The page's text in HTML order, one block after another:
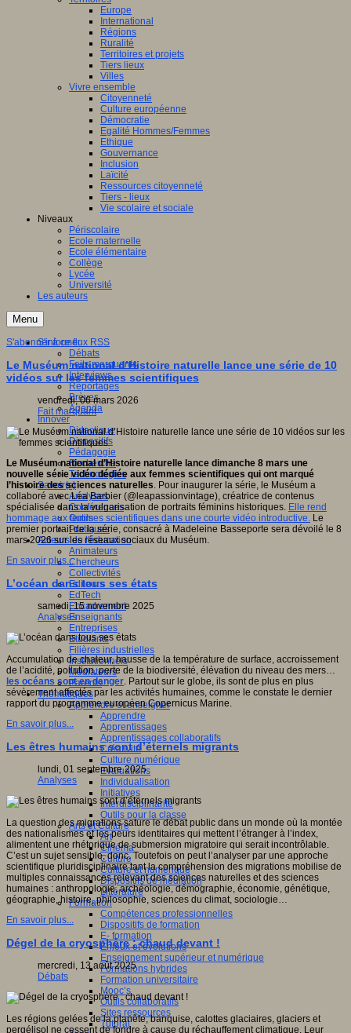
Europe
International
Régions
Ruralité
Territoires et projets
Tiers lieux
Villes
Vivre ensemble
Citoyenneté
Culture européenne
Démocratie
Egalité Hommes/Femmes
Ethique
Gouvernance
Inclusion
Laïcité
Ressources citoyenneté
Tiers - lieux
Vie scolaire et sociale
Niveaux
Périscolaire
Ecole maternelle
Ecole élémentaire
Collège
Lycée
Université
Les auteurs
Menu
S'informer
Débats
Faits marquants
Interviews
Reportages
Brèves
Agenda
Innover
Didactique
Dispositifs
Pédagogie
Recherche
Technologies
Savoir(s)
Analyses
Conférences
Outils
Pratiques
Acteurs de l'éducation
Animateurs
Chercheurs
Collectivités
Editeurs
EdTech
Encadrement
Enseignants
Entreprises
Etudiants
Filières industrielles
Institutionnels
Médiateurs
Parents
Thématiques
Apprendre et enseigner
Apprendre
Apprentissages
Apprentissages collaboratifs
Créativité
Culture numérique
Evaluations
Individualisation
Initiatives
Interdisciplinarité
Outils pour la classe
Arts et Culture
Art
Cinéma
Culture
Culture et numérique
Dispositifs de médiation
Littérature
Formation
Compétences professionnelles
Dispositifs de formation
E- formation
Enjeux et évolutions
Enseignement supérieur et numérique
Formations hybrides
Formation universitaire
Mooc’s
Outils collaboratifs
Sites ressources
Tutorat
S'abonner à ce flux RSS
Le Muséum national d’Histoire naturelle lance une série de 10
vidéos sur les femmes scientifiques
vendredi, 06 mars 2026
Fait marquant
Le Muséum national d’Histoire naturelle lance dimanche 8 mars une
nouvelle série vidéo dédiée aux femmes scientifiques qui ont marqué
l’histoire des sciences naturelles. Pour inaugurer la série, le Muséum a
collaboré avec Léa Barbier (@leapassionvintage), créatrice de contenus
spécialisée dans la vulgarisation de portraits féminins historiques. Elle rend
hommage aux femmes scientifiques dans une courte vidéo introductive. Le
premier portrait de la série, consacré à Madeleine Basseporte sera dévoilé le 8
mars 2026 sur les réseaux sociaux du Muséum.
En savoir plus...
L’océan dans tous ses états
samedi, 15 novembre 2025
Analyses
Accumulation de chaleur, hausse de la température de surface, accroissement
de l’acidité, pollution, perte de la biodiversité, élévation du niveau des mers…
les océans sont en danger. Partout sur le globe, ils sont de plus en plus
sévèrement affectés par les activités humaines, comme le constate le dernier
rapport du programme européen Copernicus Marine.
En savoir plus...
Les êtres humains sont d’éternels migrants
lundi, 01 septembre 2025
Analyses
La question des migrations sature le débat public dans un monde où la montée
des nationalismes et les peurs identitaires qui mettent l’étranger à l’index,
alimentent une rhétorique de submersion migratoire qui serait incontrôlable.
C’est un sujet sensible, donc. Toutefois on peut l’analyser par une approche
scientifique pluridisciplinaire tant la compréhension des migrations mobilise de
multiples connaissances relevant des sciences naturelles et des sciences
humaines : anthropologie, archéologie, démographie, économie, génétique,
géographie, histoire, philosophie, sciences du climat, sociologie…
En savoir plus...
Dégel de la cryosphère : chaud devant !
mercredi, 13 août 2025
Débats
Les régions gelées de la planète, banquise, calottes glaciaires, glaciers et
pergélisol ne cessent de fondre à cause du réchauffement climatique. Leur